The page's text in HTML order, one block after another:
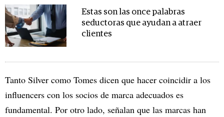
Estas son las once palabras
seductoras que ayudan a atraer
clientes
Tanto Silver como Tomes dicen que hacer coincidir a los
influencers con los socios de marca adecuados es
fundamental. Por otro lado, señalan que las marcas han